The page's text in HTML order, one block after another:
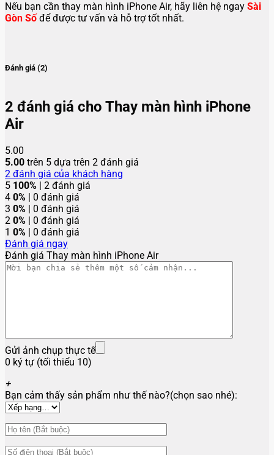
Nếu bạn cần thay màn hình iPhone Air, hãy liên hệ ngay Sài
Gòn Số để được tư vấn và hỗ trợ tốt nhất.
Đánh giá (2)
2 đánh giá cho Thay màn hình iPhone
Air
5.00
5.00 trên 5 dựa trên 2 đánh giá
2 đánh giá của khách hàng
5 100% | 2 đánh giá
4 0% | 0 đánh giá
3 0% | 0 đánh giá
2 0% | 0 đánh giá
1 0% | 0 đánh giá
Đánh giá ngay
Đánh giá Thay màn hình iPhone Air
Gửi ảnh chụp thực tế
0 ký tự (tối thiểu 10)
+
Bạn cảm thấy sản phẩm như thế nào?(chọn sao nhé):